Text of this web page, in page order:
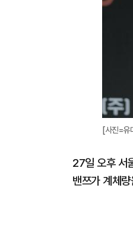
[사진=
27일 오후 서
밴쯔가 계체